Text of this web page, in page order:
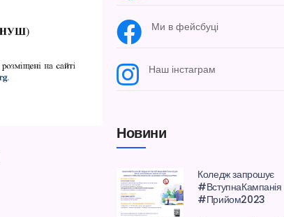
Ми в фейсбуці
Наш інстаграм
Новини
Коледж запрошує
#ВступнаКампанія
#Прийом2023